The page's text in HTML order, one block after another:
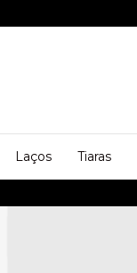
Laços Tiaras